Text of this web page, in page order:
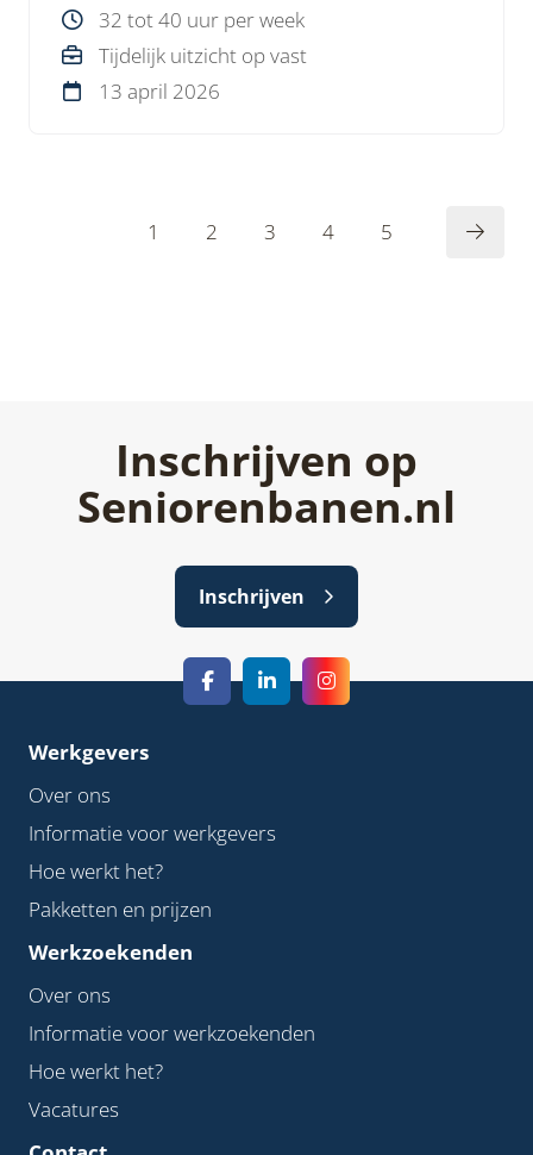
32 tot 40 uur per week
Tijdelijk uitzicht op vast
13 april 2026
1 2 3 4 5
Inschrijven op
Seniorenbanen.nl
Inschrijven
Werkgevers
Over ons
Informatie voor werkgevers
Hoe werkt het?
Pakketten en prijzen
Werkzoekenden
Over ons
Informatie voor werkzoekenden
Hoe werkt het?
Vacatures